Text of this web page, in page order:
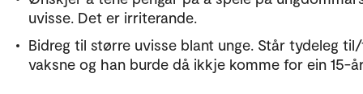
uvisse. Det er irriterande.
Bidreg til større uvisse blant unge. Står tydeleg
vaksne og han burde då ikkje komme for ein 15-